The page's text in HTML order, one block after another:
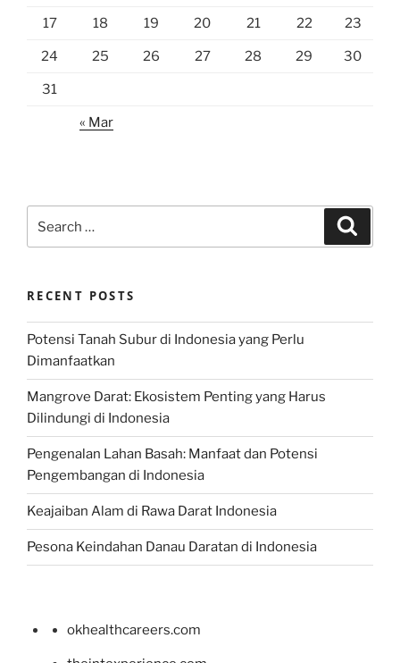
17 18 19 20 21 22 23
24 25 26 27 28 29 30
31
« Mar
for:
RECENT POSTS
Potensi Tanah Subur di Indonesia yang Perlu
Dimanfaatkan
Mangrove Darat: Ekosistem Penting yang Harus
Dilindungi di Indonesia
Pengenalan Lahan Basah: Manfaat dan Potensi
Pengembangan di Indonesia
Keajaiban Alam di Rawa Darat Indonesia
Pesona Keindahan Danau Daratan di Indonesia
okhealthcareers.com